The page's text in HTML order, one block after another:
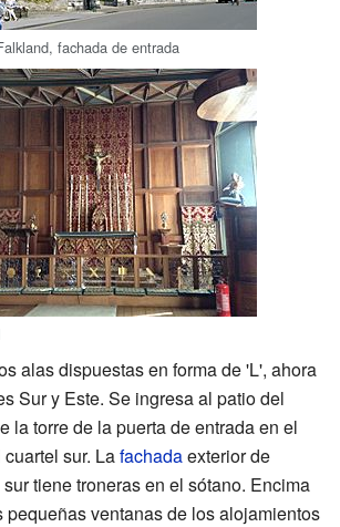
fachada de entrada
alas dispuestas en forma de 'L', ahora
Sur y Este. Se ingresa al patio del
la torre de la puerta de entrada en el
sur. Lafachadaexterior de
tiene troneras en el sótano. Encima
pequeñas ventanas de los alojamientos